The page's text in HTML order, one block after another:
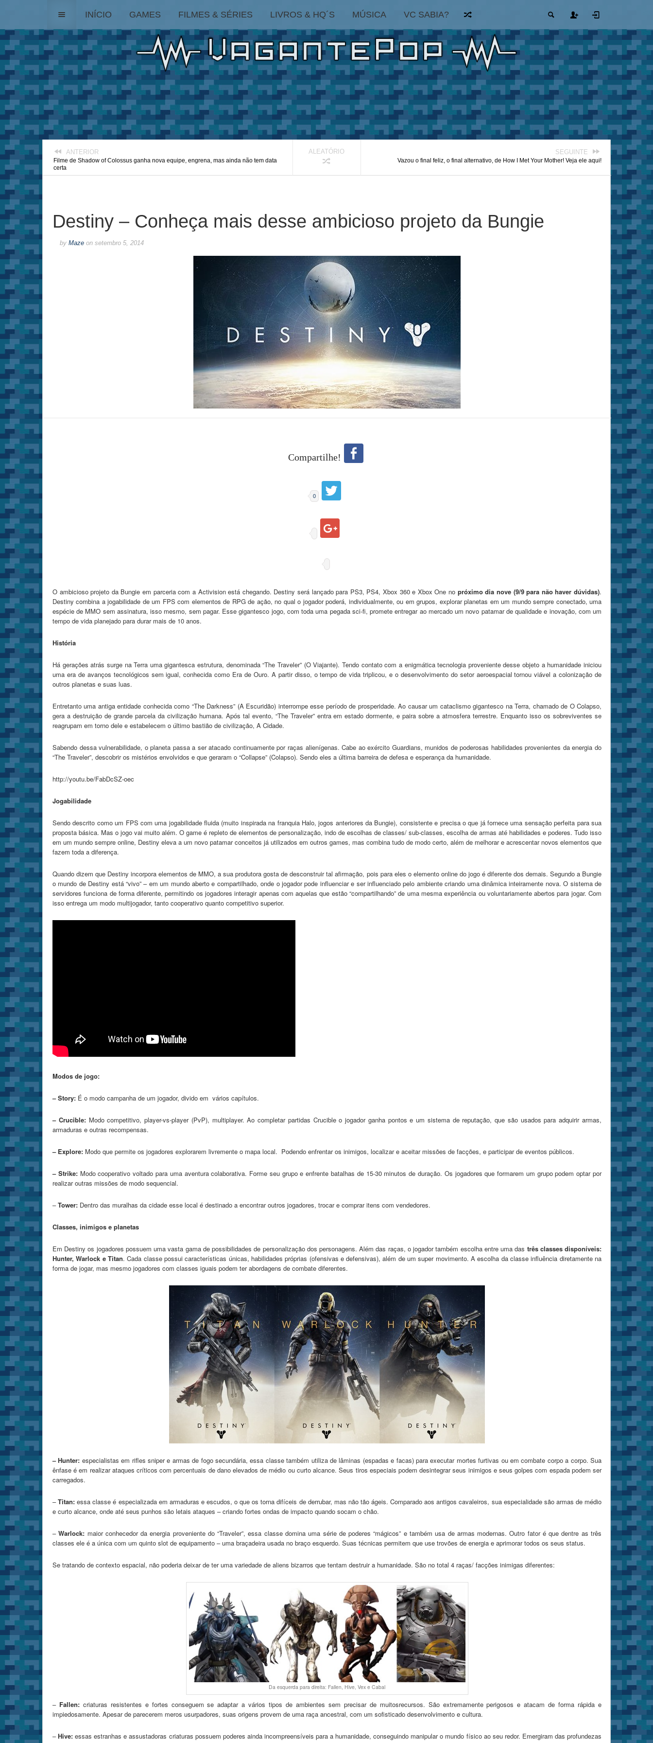
INÍCIO GAMES FILMES & SÉRIES LIVROS & HQ´S MÚSICA VC SABIA?
ANTERIOR
Filme de Shadow of Colossus ganha nova equipe, engrena, mas ainda não tem data
certa
ALEATÓRIO SEGUINTE
Vazou o final feliz, o final alternativo, de How I Met Your Mother! Veja ele aqui!
Destiny – Conheça mais desse ambicioso projeto da Bungie
by Maze on setembro 5, 2014
Compartilhe!
0
O ambicioso projeto da Bungie em parceria com a Activision está chegando. Destiny será lançado para PS3, PS4, Xbox 360 e Xbox One no próximo dia nove (9/9 para não haver dúvidas).
Destiny combina a jogabilidade de um FPS com elementos de RPG de ação, no qual o jogador poderá, individualmente, ou em grupos, explorar planetas em um mundo sempre conectado, uma
espécie de MMO sem assinatura, isso mesmo, sem pagar. Esse gigantesco jogo, com toda uma pegada sci-fi, promete entregar ao mercado um novo patamar de qualidade e inovação, com um
tempo de vida planejado para durar mais de 10 anos.
História
Há gerações atrás surge na Terra uma gigantesca estrutura, denominada “The Traveler” (O Viajante). Tendo contato com a enigmática tecnologia proveniente desse objeto a humanidade iniciou
uma era de avanços tecnológicos sem igual, conhecida como Era de Ouro. A partir disso, o tempo de vida triplicou, e o desenvolvimento do setor aeroespacial tornou viável a colonização de
outros planetas e suas luas.
Entretanto uma antiga entidade conhecida como “The Darkness” (A Escuridão) interrompe esse período de prosperidade. Ao causar um cataclismo gigantesco na Terra, chamado de O Colapso,
gera a destruição de grande parcela da civilização humana. Após tal evento, “The Traveler” entra em estado dormente, e paira sobre a atmosfera terrestre. Enquanto isso os sobreviventes se
reagrupam em torno dele e estabelecem o último bastião de civilização, A Cidade.
Sabendo dessa vulnerabilidade, o planeta passa a ser atacado continuamente por raças alienígenas. Cabe ao exército Guardians, munidos de poderosas habilidades provenientes da energia do
“The Traveler”, descobrir os mistérios envolvidos e que geraram o “Collapse” (Colapso). Sendo eles a última barreira de defesa e esperança da humanidade.
http://youtu.be/FabDcSZ-oec
Jogabilidade
Sendo descrito como um FPS com uma jogabilidade fluida (muito inspirada na franquia Halo, jogos anteriores da Bungie), consistente e precisa o que já fornece uma sensação perfeita para sua
proposta básica. Mas o jogo vai muito além. O game é repleto de elementos de personalização, indo de escolhas de classes/ sub-classes, escolha de armas até habilidades e poderes. Tudo isso
em um mundo sempre online, Destiny eleva a um novo patamar conceitos já utilizados em outros games, mas combina tudo de modo certo, além de melhorar e acrescentar novos elementos que
fazem toda a diferença.
Quando dizem que Destiny incorpora elementos de MMO, a sua produtora gosta de desconstruir tal afirmação, pois para eles o elemento online do jogo é diferente dos demais. Segundo a Bungie
o mundo de Destiny está “vivo” – em um mundo aberto e compartilhado, onde o jogador pode influenciar e ser influenciado pelo ambiente criando uma dinâmica inteiramente nova. O sistema de
servidores funciona de forma diferente, permitindo os jogadores interagir apenas com aquelas que estão “compartilhando” de uma mesma experiência ou voluntariamente abertos para jogar. Com
isso entrega um modo multijogador, tanto cooperativo quanto competitivo superior.
Modos de jogo:
– Story: É o modo campanha de um jogador, divido em vários capítulos.
– Crucible: Modo competitivo, player-vs-player (PvP), multiplayer. Ao completar partidas Crucible o jogador ganha pontos e um sistema de reputação, que são usados para adquirir armas,
armaduras e outras recompensas.
– Explore: Modo que permite os jogadores explorarem livremente o mapa local. Podendo enfrentar os inimigos, localizar e aceitar missões de facções, e participar de eventos públicos.
– Strike: Modo cooperativo voltado para uma aventura colaborativa. Forme seu grupo e enfrente batalhas de 15-30 minutos de duração. Os jogadores que formarem um grupo podem optar por
realizar outras missões de modo sequencial.
–Tower: Dentro das muralhas da cidade esse local é destinado a encontrar outros jogadores, trocar e comprar itens com vendedores.
Classes, inimigos e planetas
Em Destiny os jogadores possuem uma vasta gama de possibilidades de personalização dos personagens. Além das raças, o jogador também escolha entre uma das três classes disponíveis:
Hunter, Warlock e Titan. Cada classe possui características únicas, habilidades próprias (ofensivas e defensivas), além de um super movimento. A escolha da classe influência diretamente na
forma de jogar, mas mesmo jogadores com classes iguais podem ter abordagens de combate diferentes.
– Hunter: especialistas em rifles sniper e armas de fogo secundária, essa classe também utiliza de lâminas (espadas e facas) para executar mortes furtivas ou em combate corpo a corpo. Sua
ênfase é em realizar ataques críticos com percentuais de dano elevados de médio ou curto alcance. Seus tiros especiais podem desintegrar seus inimigos e seus golpes com espada podem ser
carregados.
–Titan: essa classe é especializada em armaduras e escudos, o que os torna difíceis de derrubar, mas não tão ágeis. Comparado aos antigos cavaleiros, sua especialidade são armas de médio
e curto alcance, onde até seus punhos são letais ataques – criando fortes ondas de impacto quando socam o chão.
–Warlock: maior conhecedor da energia proveniente do “Traveler”, essa classe domina uma série de poderes “mágicos” e também usa de armas modernas. Outro fator é que dentre as três
classes ele é a única com um quinto slot de equipamento – uma braçadeira usada no braço esquerdo. Suas técnicas permitem que use trovões de energia e aprimorar todos os seus status.
Se tratando de contexto espacial, não poderia deixar de ter uma variedade de aliens bizarros que tentam destruir a humanidade. São no total 4 raças/ facções inimigas diferentes:
Da esquerda para direita: Fallen, Hive, Vex e Cabal
– Fallen: criaturas resistentes e fortes conseguem se adaptar a vários tipos de ambientes sem precisar de muitosrecursos. São extremamente perigosos e atacam de forma rápida e
impiedosamente. Apesar de parecerem meros usurpadores, suas origens provem de uma raça ancestral, com um sofisticado desenvolvimento e cultura.
–Hive:essas estranhas e assustadoras criaturas possuem poderes ainda incompreensíveis para a humanidade, conseguindo manipular o mundo físico ao seu redor. Emergiram das profundezas